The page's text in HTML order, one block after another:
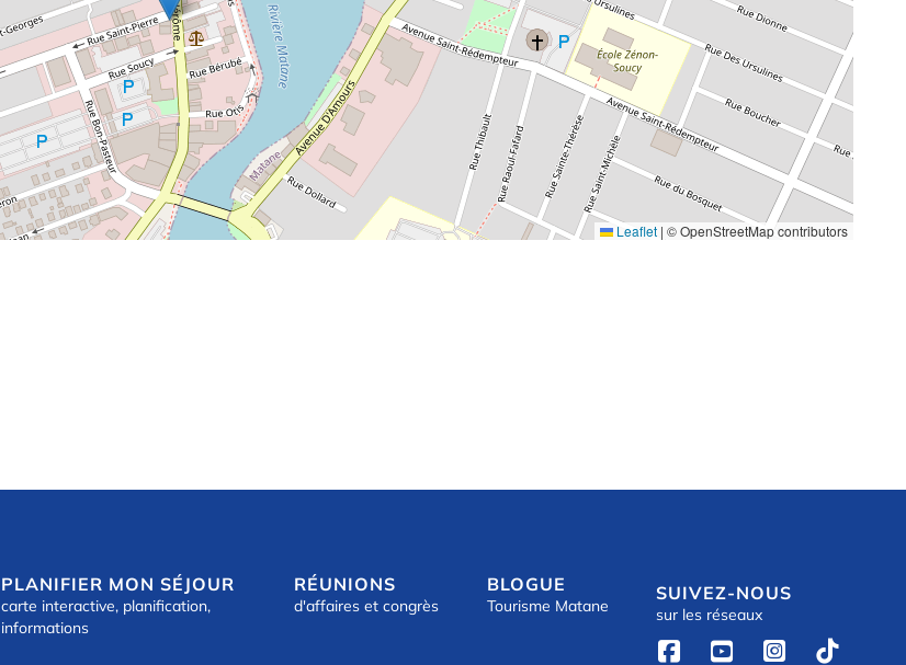
Leaflet | © OpenStreetMap contributors
PLANIFIER MON SÉJOUR
carte interactive, planification,
informations
RÉUNIONS
d'affaires et congrès
BLOGUE
Tourisme Matane
SUIVEZ-NOUS
sur les réseaux
   